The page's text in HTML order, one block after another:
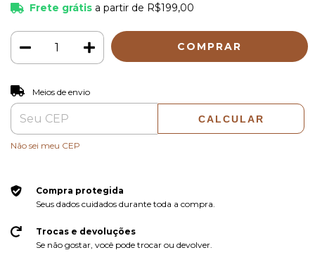
Frete grátis a partir de R$199,00
Entregas para o CEP:
Meios de envio
CALCULAR
Não sei meu CEP
Compra protegida
Seus dados cuidados durante toda a compra.
Trocas e devoluções
Se não gostar, você pode trocar ou devolver.